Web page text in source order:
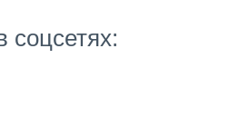
соцсетях: